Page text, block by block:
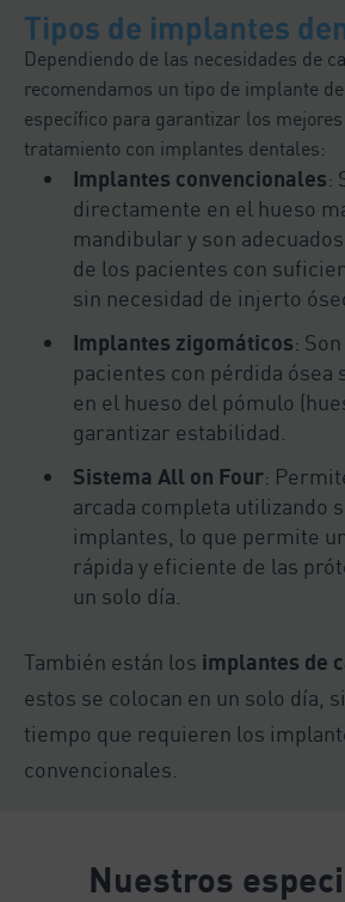
Tipos de implantes
Dependiendo de las necesidades de
recomendamos un tipo de implante
específico para garantizar los
tratamiento con implantes dentales:
Implantes convencionales:
directamente en el hueso
mandibular y son
de los pacientes con
sin necesidad de injerto
Implantes zigomáticos:
pacientes con pérdida ósea
en el hueso del pómulo
garantizar estabilidad.
Sistema All on Four:
arcada completa utilizando
implantes, lo que permite
rápida y eficiente de las
un solo día.
También están los implantes de
estos se colocan en un solo día,
tiempo que requieren los
convencionales.
Nuestros